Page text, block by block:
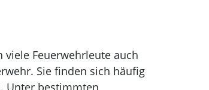
Feuerwehrleute auch
Sie finden sich häufig
Unter bestimmten